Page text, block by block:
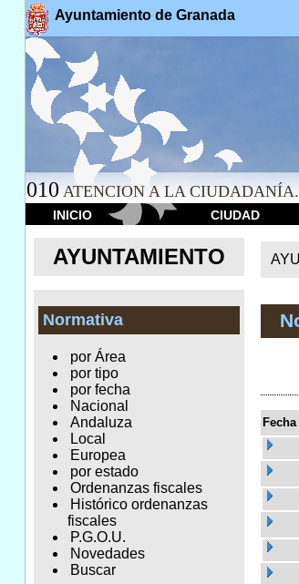
Ayuntamiento de Granada
010 ATENCION A LA CIUDADANÍA.
INICIO CIUDAD
AYUNTAMIENTO
Normativa
por Área
por tipo
por fecha
Nacional
Andaluza
Local
Europea
por estado
Ordenanzas fiscales
Histórico ordenanzas
fiscales
P.G.O.U.
Novedades
Buscar
Fecha